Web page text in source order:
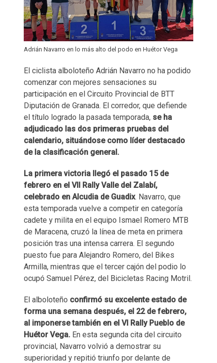
Adrián Navarro en lo más alto del podo en Huétor Vega
El ciclista alboloteño Adrián Navarro no ha podido
comenzar con mejores sensaciones su
participación en el Circuito Provincial de BTT
Diputación de Granada. El corredor, que defiende
el título logrado la pasada temporada, se ha
adjudicado las dos primeras pruebas del
calendario, situándose como líder destacado
de la clasificación general.
La primera victoria llegó el pasado 15 de
febrero en el VII Rally Valle del Zalabí,
celebrado en Alcudia de Guadix. Navarro, que
esta temporada vuelve a competir en categoría
cadete y milita en el equipo Ismael Romero MTB
de Maracena, cruzó la línea de meta en primera
posición tras una intensa carrera. El segundo
puesto fue para Alejandro Romero, del Bikes
Armilla, mientras que el tercer cajón del podio lo
ocupó Samuel Pérez, del Bicicletas Racing Motril.
El alboloteño confirmó su excelente estado de
forma una semana después, el 22 de febrero,
al imponerse también en el VI Rally Pueblo de
Huétor Vega. En esta segunda cita del circuito
provincial, Navarro volvió a demostrar su
superioridad y repitió triunfo por delante de